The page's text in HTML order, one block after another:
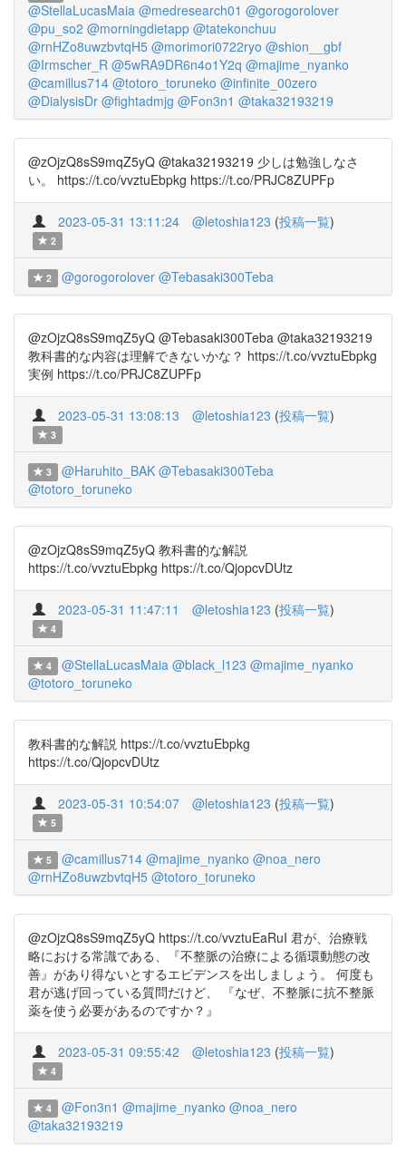
@StellaLucasMaia @medresearch01 @gorogorolover
@pu_so2 @morningdietapp @tatekonchuu
@rnHZo8uwzbvtqH5 @morimori0722ryo @shion__gbf
@Irmscher_R @5wRA9DR6n4o1Y2q @majime_nyanko
@camillus714 @totoro_toruneko @infinite_00zero
@DialysisDr @fightadmjg @Fon3n1 @taka32193219
@zOjzQ8sS9mqZ5yQ @taka32193219 少しは勉強しなさ
い。 https://t.co/vvztuEbpkg https://t.co/PRJC8ZUPFp
2023-05-31 13:11:24 @letoshia123 (投稿一覧)
2
2 @gorogorolover @Tebasaki300Teba
@zOjzQ8sS9mqZ5yQ @Tebasaki300Teba @taka32193219
教科書的な内容は理解できないかな？ https://t.co/vvztuEbpkg
実例 https://t.co/PRJC8ZUPFp
2023-05-31 13:08:13 @letoshia123 (投稿一覧)
3
3 @Haruhito_BAK @Tebasaki300Teba
@totoro_toruneko
@zOjzQ8sS9mqZ5yQ 教科書的な解説
https://t.co/vvztuEbpkg https://t.co/QjopcvDUtz
2023-05-31 11:47:11 @letoshia123 (投稿一覧)
4
4 @StellaLucasMaia @black_l123 @majime_nyanko
@totoro_toruneko
教科書的な解説 https://t.co/vvztuEbpkg
https://t.co/QjopcvDUtz
2023-05-31 10:54:07 @letoshia123 (投稿一覧)
5
5 @camillus714 @majime_nyanko @noa_nero
@rnHZo8uwzbvtqH5 @totoro_toruneko
@zOjzQ8sS9mqZ5yQ https://t.co/vvztuEaRuI 君が、治療戦
略における常識である、『不整脈の治療による循環動態の改
善』があり得ないとするエビデンスを出しましょう。 何度も
君が逃げ回っている質問だけど、 『なぜ、不整脈に抗不整脈
薬を使う必要があるのですか？』
2023-05-31 09:55:42 @letoshia123 (投稿一覧)
4
4 @Fon3n1 @majime_nyanko @noa_nero
@taka32193219